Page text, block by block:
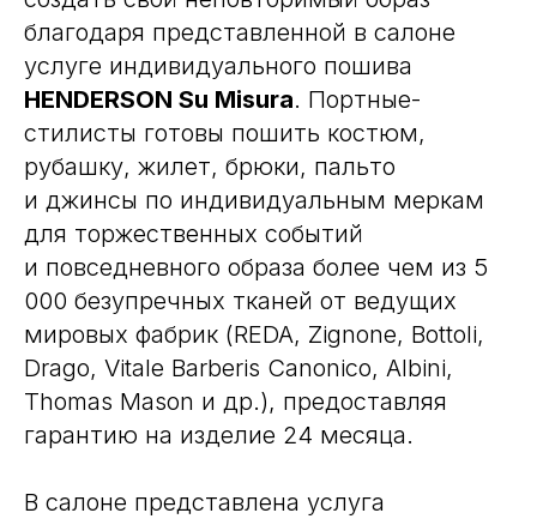
благодаря представленной в салоне
услуге индивидуального пошива
HENDERSON Su Misura. Портные-
стилисты готовы пошить костюм,
рубашку, жилет, брюки, пальто
и джинсы по индивидуальным меркам
для торжественных событий
и повседневного образа более чем из 5
000 безупречных тканей от ведущих
мировых фабрик (REDA, Zignone, Bottoli,
Drago, Vitale Barberis Canonico, Albini,
Thomas Mason и др.), предоставляя
гарантию на изделие 24 месяца.
В салоне представлена услуга